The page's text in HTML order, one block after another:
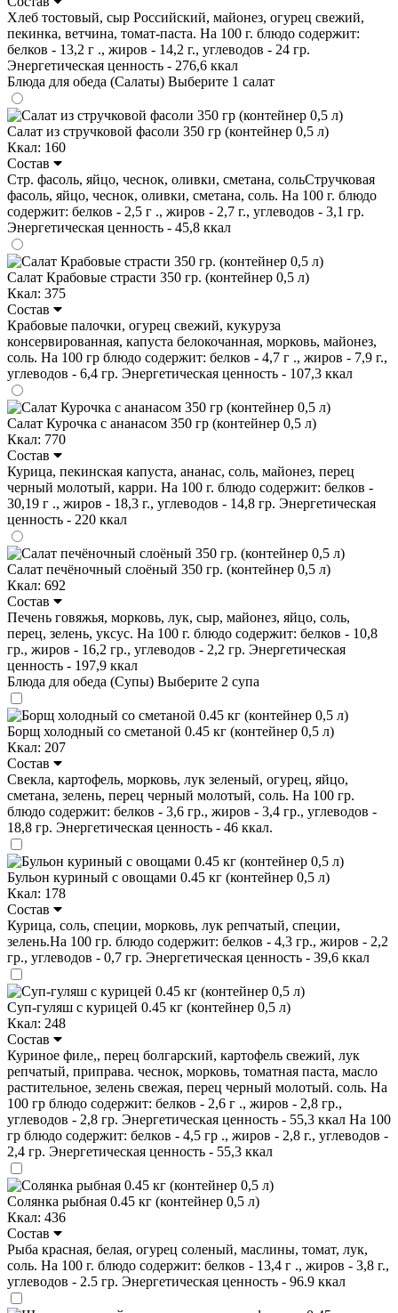
Хлеб тостовый, сыр Российский, майонез, огурец свежий,
пекинка, ветчина, томат-паста. На 100 г. блюдо содержит:
белков - 13,2 г ., жиров - 14,2 г., углеводов - 24 гр.
Энергетическая ценность - 276,6 ккал
Блюда для обеда (Салаты) Выберите 1 салат
Салат из стручковой фасоли 350 гр (контейнер 0,5 л)
Ккал: 160
Состав
Стр. фасоль, яйцо, чеснок, оливки, сметана, сольСтручковая
фасоль, яйцо, чеснок, оливки, сметана, соль. На 100 г. блюдо
содержит: белков - 2,5 г ., жиров - 2,7 г., углеводов - 3,1 гр.
Энергетическая ценность - 45,8 ккал
Салат Крабовые страсти 350 гр. (контейнер 0,5 л)
Ккал: 375
Состав
Крабовые палочки, огурец свежий, кукуруза
консервированная, капуста белокочанная, морковь, майонез,
соль. На 100 гр блюдо содержит: белков - 4,7 г ., жиров - 7,9 г.,
углеводов - 6,4 гр. Энергетическая ценность - 107,3 ккал
Салат Курочка с ананасом 350 гр (контейнер 0,5 л)
Ккал: 770
Состав
Курица, пекинская капуста, ананас, соль, майонез, перец
черный молотый, карри. На 100 г. блюдо содержит: белков -
30,19 г ., жиров - 18,3 г., углеводов - 14,8 гр. Энергетическая
ценность - 220 ккал
Салат печёночный слоёный 350 гр. (контейнер 0,5 л)
Ккал: 692
Состав
Печень говяжья, морковь, лук, сыр, майонез, яйцо, соль,
перец, зелень, уксус. На 100 г. блюдо содержит: белков - 10,8
гр., жиров - 16,2 гр., углеводов - 2,2 гр. Энергетическая
ценность - 197,9 ккал
Блюда для обеда (Супы) Выберите 2 супа
Борщ холодный со сметаной 0.45 кг (контейнер 0,5 л)
Ккал: 207
Состав
Свекла, картофель, морковь, лук зеленый, огурец, яйцо,
сметана, зелень, перец черный молотый, соль. На 100 гр.
блюдо содержит: белков - 3,6 гр., жиров - 3,4 гр., углеводов -
18,8 гр. Энергетическая ценность - 46 ккал.
Бульон куриный с овощами 0.45 кг (контейнер 0,5 л)
Ккал: 178
Состав
Курица, соль, специи, морковь, лук репчатый, специи,
зелень.На 100 гр. блюдо содержит: белков - 4,3 гр., жиров - 2,2
гр., углеводов - 0,7 гр. Энергетическая ценность - 39,6 ккал
Суп-гуляш с курицей 0.45 кг (контейнер 0,5 л)
Ккал: 248
Состав
Куриное филе,, перец болгарский, картофель свежий, лук
репчатый, приправа. чеснок, морковь, томатная паста, масло
растительное, зелень свежая, перец черный молотый. соль. На
100 гр блюдо содержит: белков - 2,6 г ., жиров - 2,8 гр.,
углеводов - 2,8 гр. Энергетическая ценность - 55,3 ккал На 100
гр блюдо содержит: белков - 4,5 гр ., жиров - 2,8 г., углеводов -
2,4 гр. Энергетическая ценность - 55,3 ккал
Солянка рыбная 0.45 кг (контейнер 0,5 л)
Ккал: 436
Состав
Рыба красная, белая, огурец соленый, маслины, томат, лук,
соль. На 100 г. блюдо содержит: белков - 13,4 г ., жиров - 3,8 г.,
углеводов - 2.5 гр. Энергетическая ценность - 96.9 ккал